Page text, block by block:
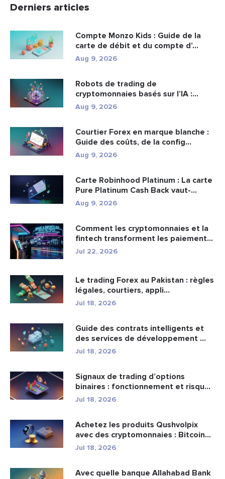
Derniers articles
Compte Monzo Kids : Guide de la
carte de débit et du compte d’...
Aug 9, 2026
Robots de trading de
cryptomonnaies basés sur l’IA :
fonctionn...
Aug 9, 2026
Courtier Forex en marque blanche :
Guide des coûts, de la config...
Aug 9, 2026
Carte Robinhood Platinum : La carte
Pure Platinum Cash Back vaut-...
Aug 9, 2026
Comment les cryptomonnaies et la
fintech transforment les paiement...
Jul 22, 2026
Le trading Forex au Pakistan : règles
légales, courtiers, appli...
Jul 18, 2026
Guide des contrats intelligents et
des services de développement ...
Jul 18, 2026
Signaux de trading d’options
binaires : fonctionnement et risqu...
Jul 18, 2026
Achetez les produits Qushvolpix
avec des cryptomonnaies : Bitcoin...
Jul 18, 2026
Avec quelle banque Allahabad Bank